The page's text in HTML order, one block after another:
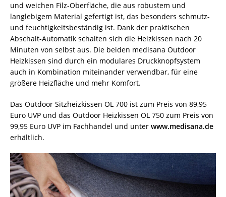
und weichen Filz-Oberfläche, die aus robustem und
langlebigem Material gefertigt ist, das besonders schmutz-
und feuchtigkeitsbeständig ist. Dank der praktischen
Abschalt-Automatik schalten sich die Heizkissen nach 20
Minuten von selbst aus. Die beiden medisana Outdoor
Heizkissen sind durch ein modulares Druckknopfsystem
auch in Kombination miteinander verwendbar, für eine
größere Heizfläche und mehr Komfort.
Das Outdoor Sitzheizkissen OL 700 ist zum Preis von 89,95
Euro UVP und das Outdoor Heizkissen OL 750 zum Preis von
99,95 Euro UVP im Fachhandel und unter www.medisana.de
erhältlich.